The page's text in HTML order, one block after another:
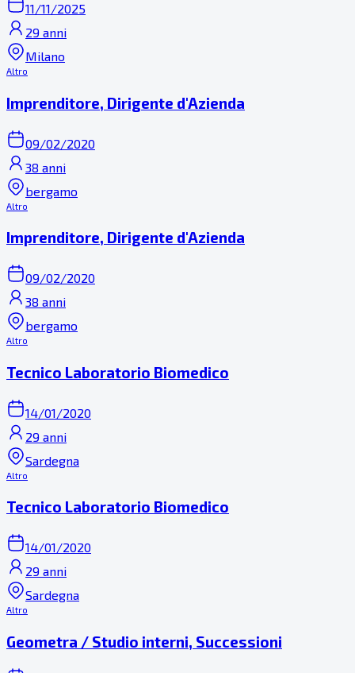
11/11/2025
29 anni
Milano
Altro
Imprenditore, Dirigente d'Azienda
09/02/2020
38 anni
bergamo
Altro
Imprenditore, Dirigente d'Azienda
09/02/2020
38 anni
bergamo
Altro
Tecnico Laboratorio Biomedico
14/01/2020
29 anni
Sardegna
Altro
Tecnico Laboratorio Biomedico
14/01/2020
29 anni
Sardegna
Altro
Geometra / Studio interni, Successioni